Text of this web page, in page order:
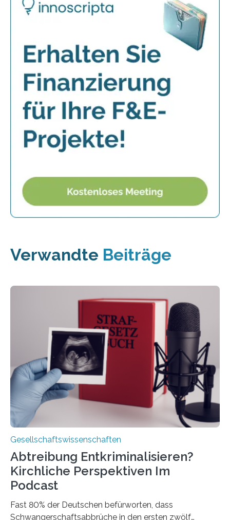
Verwandte Beiträge
Gesellschaftswissenschaften
Abtreibung Entkriminalisieren?
Kirchliche Perspektiven Im
Podcast
Fast 80% der Deutschen befürworten, dass
Schwangerschaftsabbrüche in den ersten zwölf